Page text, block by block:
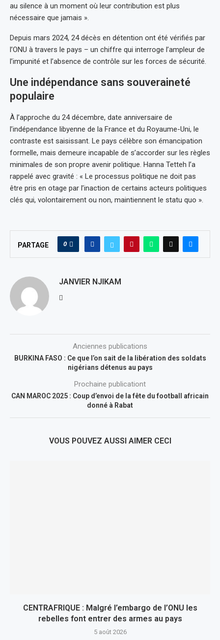
au silence à un moment où leur contribution est plus
nécessaire que jamais ».
Depuis mars 2024, 24 décès en détention ont été vérifiés par
l’ONU à travers le pays – un chiffre qui interroge l’ampleur de
l’impunité et l’absence de contrôle sur les forces de sécurité.
Une indépendance sans souveraineté
populaire
À l’approche du 24 décembre, date anniversaire de
l’indépendance libyenne de la France et du Royaume-Uni, le
contraste est saisissant. Le pays célèbre son émancipation
formelle, mais demeure incapable de s’accorder sur les règles
minimales de son propre avenir politique. Hanna Tetteh l’a
rappelé avec gravité : « Le processus politique ne doit pas
être pris en otage par l’inaction de certains acteurs politiques
clés qui, volontairement ou non, maintiennent le statu quo ».
PARTAGE 0
JANVIER NJIKAM
Anciennes publications
BURKINA FASO : Ce que l’on sait de la libération des soldats
nigérians détenus au pays
Prochaine publicationt
CAN MAROC 2025 : Coup d’envoi de la fête du football africain
donné à Rabat
VOUS POUVEZ AUSSI AIMER CECI
CENTRAFRIQUE : Malgré l’embargo de l’ONU les
rebelles font entrer des armes au pays
5 août 2026